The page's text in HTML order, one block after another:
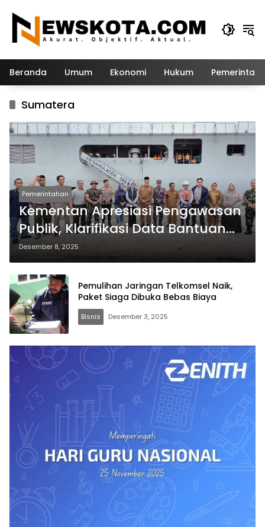
konten
Beranda Umum Ekonomi Hukum
Sumatera
Pemerintahan
Kementan Apresiasi Pengawasan
Publik, Klarifikasi Data Bantuan
Bencana Sumatera
Desember 8, 2025
Pemulihan Jaringan Telkomsel Naik,
Paket Siaga Dibuka Bebas Biaya
Bisnis Desember 3, 2025